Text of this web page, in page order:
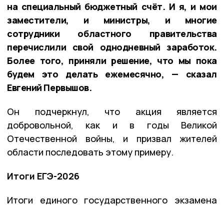
на специальный бюджетный счёт. И я, и мои
заместители, и министры, и многие
сотрудники областного правительства
перечислили свой однодневный заработок.
Более того, приняли решение, что мы пока
будем это делать ежемесячно, — сказал
Евгений Первышов.
Он подчеркнул, что акция является
добровольной, как и в годы Великой
Отечественной войны, и призвал жителей
области последовать этому примеру.
Итоги ЕГЭ-2026
Итоги единого государственного экзамена